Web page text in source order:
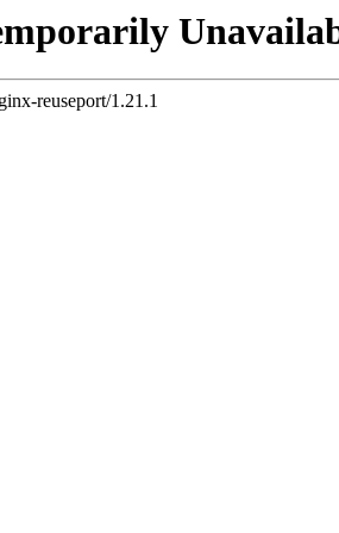
reuseport/1.21.1